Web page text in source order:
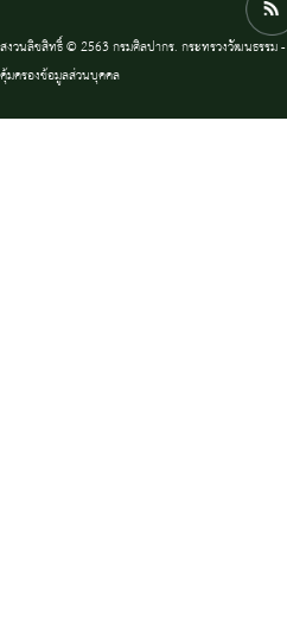
สงวนลิขสิทธิ์ © 2563 กรมศิลปากร. กระทรวงวัฒนธรรม -
คุ้มครองข้อมูลส่วนบุคคล